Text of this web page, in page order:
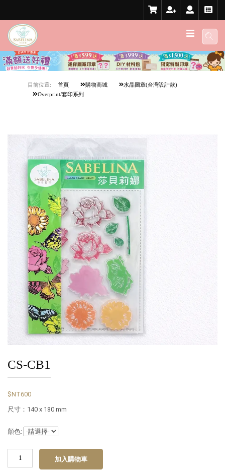
目前位置: 首頁 購物商城
水晶圖章(台灣設計款)
Overprint/套印系列
CS-CB1
$NT600
尺寸：140 x 180 mm
顏色: